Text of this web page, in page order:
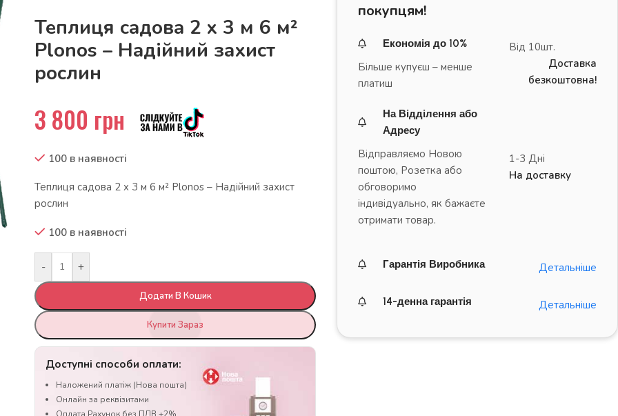
Теплиця садова 2 x 3 м 6 м²
Plonos – Надійний захист
рослин
3 800 грн
100 в наявності
Теплиця садова 2 x 3 м 6 м² Plonos – Надійний захист
рослин
100 в наявності
- +
Додати В Кошик
Купити Зараз
Доступні способи оплати:
Наложений платіж (Нова пошта)
Онлайн за реквізитами
покупцям!
Економія до 10%
Більше купуєш – менше
платиш
Від 10шт.
Доставка
безкоштовна!
На Відділення або
Адресу
Відправляємо Новою
поштою, Розетка або
обговоримо
індивідуально, як бажаєте
отримати товар.
1-3 Дні
На доставку
Гарантія Виробника Детальніше
14-денна гарантія Детальніше